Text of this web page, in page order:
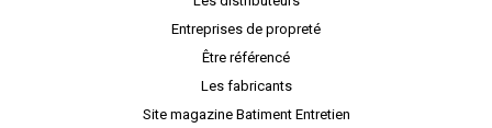
Entreprises de propreté
Être référencé
Les fabricants
Site magazine Batiment Entretien